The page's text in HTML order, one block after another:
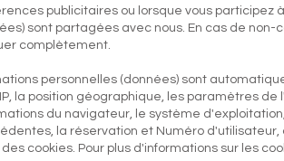
publicitaires ou lorsque vous participez
sont partagées avec nous. En cas de
complètement.
personnelles (données) sont
la position géographique, les paramètres
du navigateur, le système
la réservation et Numéro
cookies. Pour plus d'informations sur les